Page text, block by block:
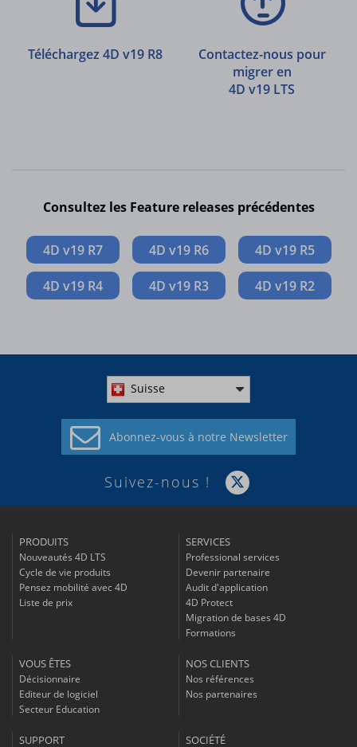
Téléchargez 4D v19 R8
Contactez-nous pour
migrer en
4D v19 LTS
Consultez les Feature releases précédentes
4D v19 R7 4D v19 R6 4D v19 R5
4D v19 R4 4D v19 R3 4D v19 R2
Suisse
Abonnez-vous à notre Newsletter
Suivez-nous !
PRODUITS
Nouveautés 4D LTS
Cycle de vie produits
Pensez mobilité avec 4D
Liste de prix
SERVICES
Professional services
Devenir partenaire
Audit d'application
4D Protect
Migration de bases 4D
Formations
VOUS ÊTES
Décisionnaire
Editeur de logiciel
Secteur Education
NOS CLIENTS
Nos références
Nos partenaires
SUPPORT SOCIÉTÉ